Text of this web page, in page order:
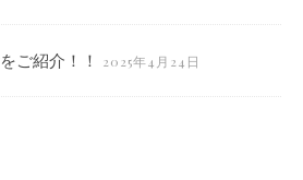
ご紹介！！ 2025年4月24日